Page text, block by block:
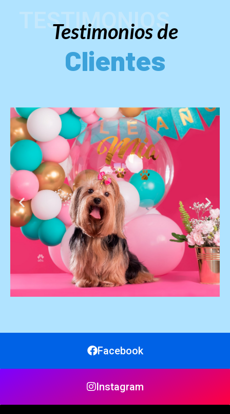
Testimonios de
Clientes
"¡Me encantaron! Muchas gracias por tan bella
producción ¡¡Por la dedicación y empeño que tiene con
su trabajo!!! La admiro muchísimo, mi bebé se sintió en
Facebook
Instagram